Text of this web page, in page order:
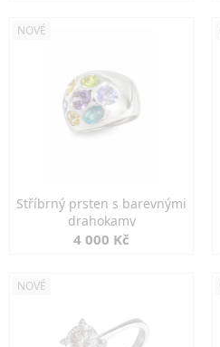
NOVÉ
Stříbrný prsten s barevnými
drahokamy
4 000 Kč
NOVÉ